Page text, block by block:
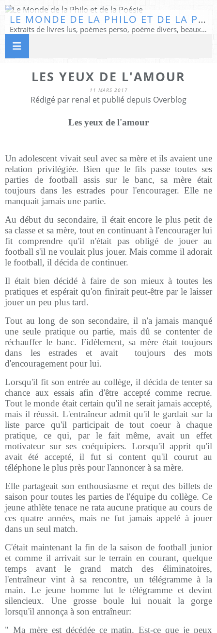
LE MONDE DE LA PHILO ET DE LA POÉSIE
Extraits de livres lus, poèmes perso, poème divers, beaux textes...
LES YEUX DE L'AMOUR
11 MARS 2017
Rédigé par renal et publié depuis Overblog
Les yeux de l'amour
Un adolescent vivait seul avec sa mère et ils avaient une
relation privilégiée. Bien que le fils passe toutes ses
parties de football assis sur le banc, sa mère était
toujours dans les estrades pour l'encourager. Elle ne
manquait jamais une partie.
Au début du secondaire, il était encore le plus petit de
sa classe et sa mère, tout en continuant à l'encourager lui
fit comprendre qu'il n'était pas obligé de jouer au
football s'il ne voulait plus jouer. Mais comme il adorait
le football, il décida de continuer.
Il était bien décidé à faire de son mieux à toutes les
pratiques et espérait qu'on finirait peut-être par le laisser
jouer un peu plus tard.
Tout au long de son secondaire, il n'a jamais manqué
une seule pratique ou partie, mais dû se contenter de
réchauffer le banc. Fidèlement, sa mère était toujours
dans les estrades et avait
toujours des mots
d'encouragement pour lui.
Lorsqu'il fit son entrée au collège, il décida de tenter sa
chance aux essais afin d'être accepté comme recrue.
Tout le monde était certain qu'il ne serait jamais accepté,
mais il réussit. L'entraîneur admit qu'il le gardait sur la
liste parce qu'il participait de tout coeur à chaque
pratique, ce qui, par le fait même, avait un effet
motivateur sur ses coéquipiers. Lorsqu'il apprit qu'il
avait été accepté, il fut si content qu'il courut au
téléphone le plus près pour l'annoncer à sa mère.
Elle partageait son enthousiasme et reçut des billets de
saison pour toutes les parties de l'équipe du collège. Ce
jeune athlète tenace ne rata aucune pratique au cours de
ces quatre années, mais ne fut jamais appelé à jouer
dans un seul match.
C'était maintenant la fin de la saison de football junior
et comme il arrivait sur le terrain en courant, quelque
temps avant le grand match des éliminatoires,
l'entraîneur vint à sa rencontre, un télégramme à la
main. Le jeune homme lut le télégramme et devint
silencieux. Une grosse boule lui nouait la gorge
lorsqu'il annonça à son entraîneur:
" Ma mère est décédée ce matin. Est-ce que je peux